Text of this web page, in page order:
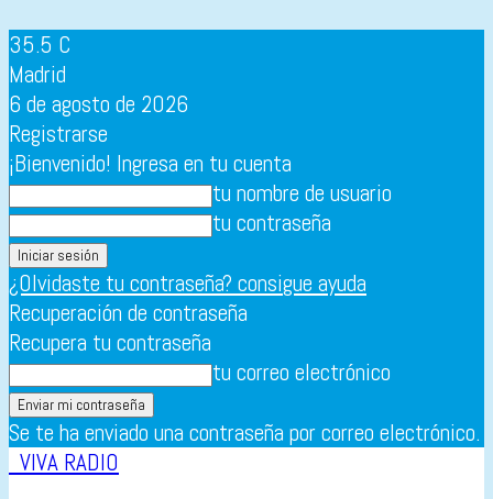
35.5 C
Madrid
6 de agosto de 2026
Registrarse
¡Bienvenido! Ingresa en tu cuenta
tu nombre de usuario
tu contraseña
¿Olvidaste tu contraseña? consigue ayuda
Recuperación de contraseña
Recupera tu contraseña
tu correo electrónico
Se te ha enviado una contraseña por correo electrónico.
VIVA RADIO